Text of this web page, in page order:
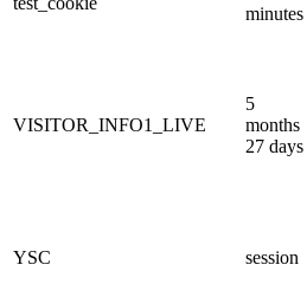
minutes
VISITOR_INFO1_LIVE
5
months
27 days
YSC session